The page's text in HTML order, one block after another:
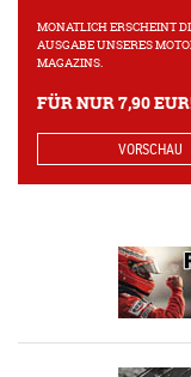
MONATLICH ERSCHEINT
AUSGABE UNSERES
MAGAZINS.
FÜR NUR 7,90
VORSCHAU